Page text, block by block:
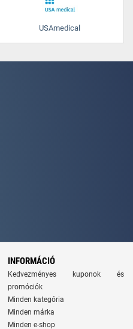
USAmedical
INFORMÁCIÓ
Kedvezményes kuponok és
promóciók
Minden kategória
Minden márka
Minden e-shop